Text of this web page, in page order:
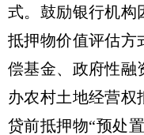
式。鼓励银行机构
抵押物价值评估方
偿基金、政府性融
办农村土地经营权
贷前抵押物“预处